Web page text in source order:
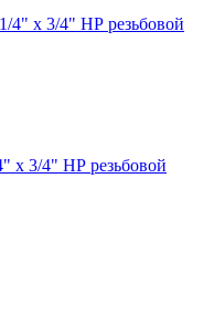
x 3/4" НР резьбовой